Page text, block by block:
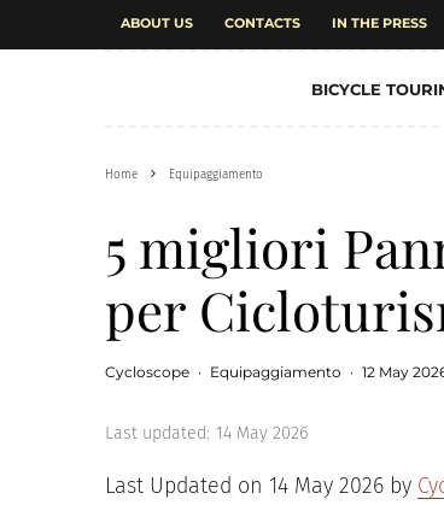
ABOUT US CONTACTS IN THE PRESS
BICYCLE
Home Equipaggiamento
5 migliori
per
Cycloscope · Equipaggiamento · 12 May
Last updated: 14 May 2026
Last Updated on 14 May 2026 by